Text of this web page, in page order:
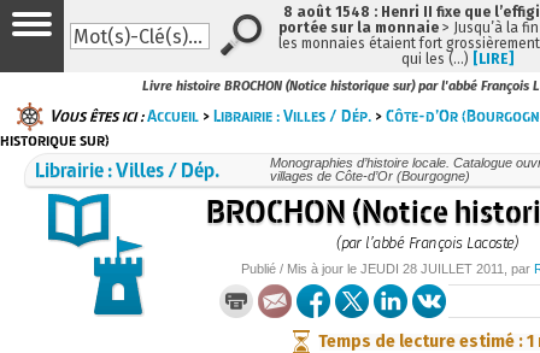
Livre histoire BROCHON (Notice historique sur) par l'abbé François
Vous êtes ici :Accueil >Librairie : Villes / Dép. >Côte-d’Or
historique sur)
Librairie : Villes / Dép.
Monographies d’histoire locale. Catalogue
villages de Côte-d’Or (Bourgogne)
BROCHON (Notice
(par l’abbé François Lacoste)
Publié / Mis à jour leJEUDI 28 JUILLET 2011 , par
Temps de lecture estimé : 1
8 août 1548 : Henri II fixe que
portée sur la monnaie > Jusqu’à la
les monnaies étaient fort
qui les (…) [LIRE]